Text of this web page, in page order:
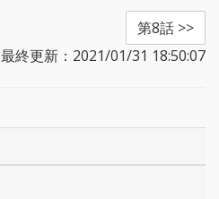
第8話 >>
最終更新：2021/01/31 18:50:07